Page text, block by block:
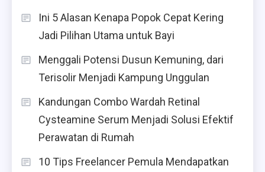
Ini 5 Alasan Kenapa Popok Cepat Kering
Jadi Pilihan Utama untuk Bayi
Menggali Potensi Dusun Kemuning, dari
Terisolir Menjadi Kampung Unggulan
Kandungan Combo Wardah Retinal
Cysteamine Serum Menjadi Solusi Efektif
Perawatan di Rumah
10 Tips Freelancer Pemula Mendapatkan